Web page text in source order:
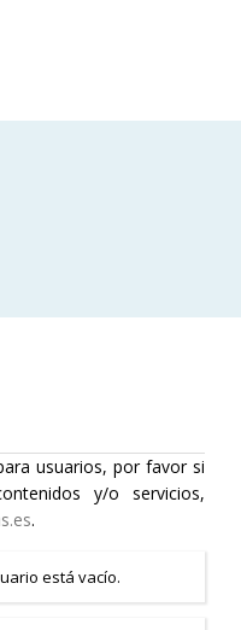
usuarios, por favor si
y/o servicios,
.
está vacío.